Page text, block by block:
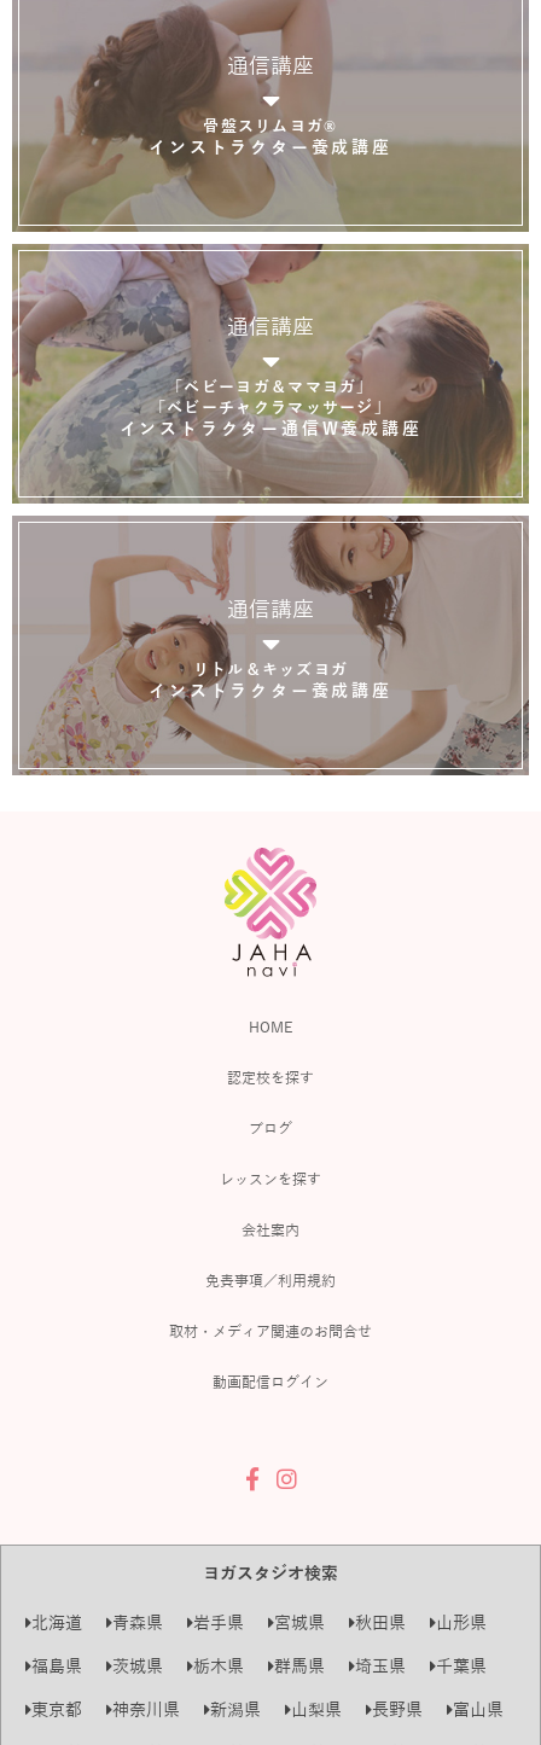
通信講座
骨盤スリムヨガ®
インストラクター養成講座
通信講座
「ベビーヨガ＆ママヨガ」
「ベビーチャクラマッサージ」
インストラクター通信W養成講座
通信講座
リトル＆キッズヨガ
インストラクター養成講座
HOME
認定校を探す
ブログ
レッスンを探す
会社案内
免責事項／利用規約
取材・メディア関連のお問合せ
動画配信ログイン
ヨガスタジオ検索
北海道 青森県 岩手県 宮城県 秋田県
山形県
福島県
茨城県 栃木県 群馬県 埼玉県
千葉県
東京都
神奈川県 新潟県 山梨県 長野県
富山県